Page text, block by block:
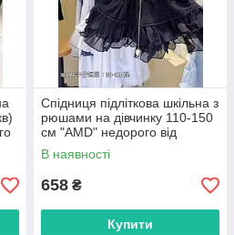
Спідниця підліткова шкільна з
рюшами на дівчинку 110-150
см "AMD" недорого від
прямого постачальника
В наявності
658 ₴
Купити